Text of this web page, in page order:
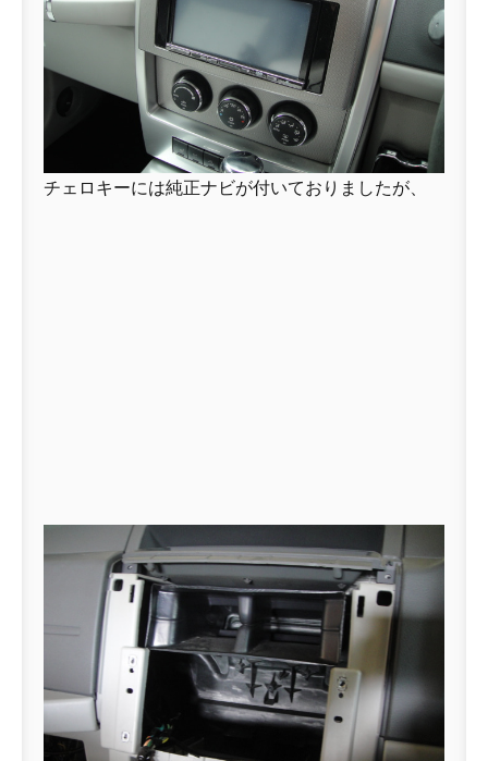
チェロキーには純正ナビが付いておりましたが、